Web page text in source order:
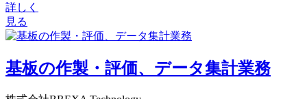
詳しく
見る
基板の作製・評価、データ集計業務